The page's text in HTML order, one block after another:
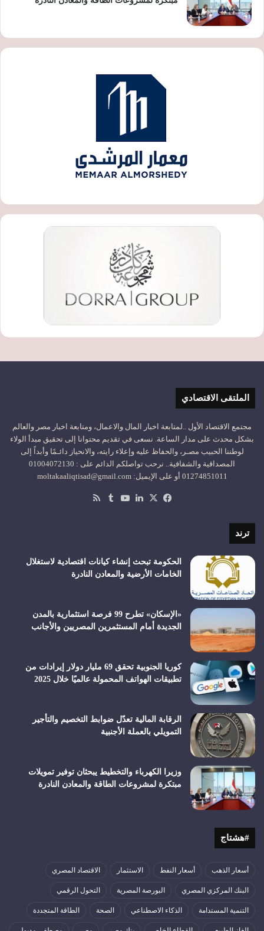
الملتقى الاقتصادي
مجتمع الاقتصاد الأول ..لمتابعة اخبار المال والاعمال، ومتابعة اخبار مصر والعالم
بشكل محدث على مدار الساعة. نسعى في تقديم محتوانا إلى تحقيق مبدأ الولاء
لوطننا الحبيب مصـر، والحفاظ عليه وإعلاء رايته، والانحياز دائـمًا وأبداً إلى
المصداقية والشفافية.. نرحب تواصلكم الدائم على : 01004072130
01274851011 أو على الإيميل: moltakaaliqtisad@gmail.com
فيسبوك
‫X لينكدإن‫YouTube
ترند
الحكومة تبحث إنشاء كيانات اقتصادية لاستغلال
الخامات الأرضية والمعادن النادرة
«الإسكان» تطرح 99 فرصة استثمارية بالمدن
الجديدة أمام المستثمرين المصريين والأجانب
كوريا الجنوبية تحقق 69 مليار دولار إيرادات من
تطبيقات الهواتف المحمولة عالميًا خلال 2025
الرقابة المالية تعدّل ضوابط التخصيم والتأجير
التمويلي بالعملة الأجنبية
وزيرا الكهرباء والتخطيط يبحثان توفير تمويلات
مبتكرة لمشروعات الطاقة والمعادن النادرة
#هشتاج
أسعار الذهب أسعار النفط الاستثمار الاقتصاد المصري
البنك المركزي المصري البورصة المصرية التحول الرقمي
التنمية المستدامة الذكاء الاصطناعي الصحة الطاقة المتجددة